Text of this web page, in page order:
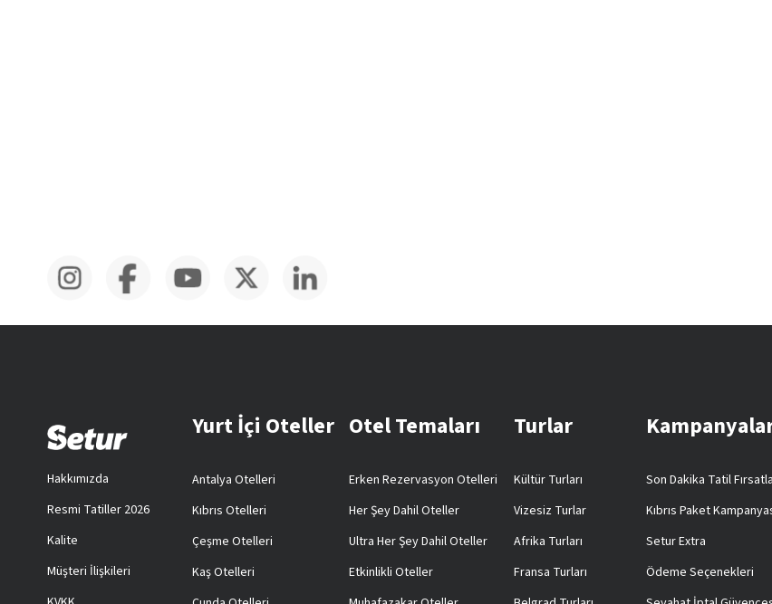
Hakkımızda
Resmi Tatiller 2026
Kalite
Müşteri İlişkileri
Yurt İçi Oteller
Antalya Otelleri
Kıbrıs Otelleri
Çeşme Otelleri
Kaş Otelleri
Otel Temaları
Erken Rezervasyon Otelleri
Her Şey Dahil Oteller
Ultra Her Şey Dahil Oteller
Etkinlikli Oteller
Turlar
Kültür Turları
Vizesiz Turlar
Afrika Turları
Fransa Turları
Son Dakika Tatil
Kıbrıs Paket
Setur Extra
Ödeme Seçenekleri